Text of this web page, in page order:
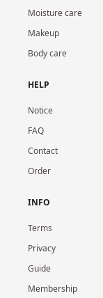
Moisture care
Makeup
Body care
HELP
Notice
FAQ
Contact
Order
INFO
Terms
Privacy
Guide
Membership